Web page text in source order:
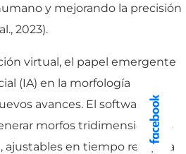
y mejorando la precisión
2023).
virtual, el papel emergente
(IA) en la morfología
avances. El software
morfos tridimensionales
en tiempo real para